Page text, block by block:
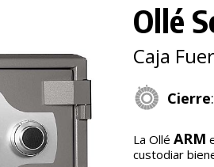
Ollé
Caja
Cierre
La OlléARM
custodiar